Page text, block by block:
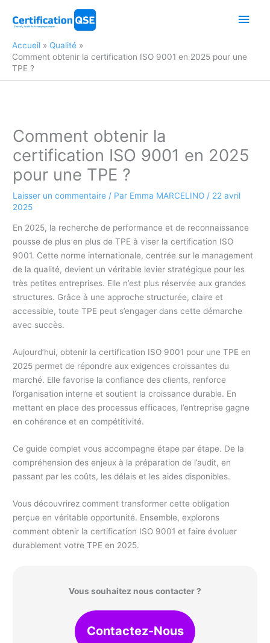
Accueil
Qualité
Comment obtenir la certification ISO 9001 en 2025 pour une
TPE ?
Comment obtenir la
certification ISO 9001 en 2025
pour une TPE ?
Laisser un commentaire / Par Emma MARCELINO / 22 avril
2025
En 2025, la recherche de performance et de reconnaissance
pousse de plus en plus de TPE à viser la certification ISO
9001. Cette norme internationale, centrée sur le management
de la qualité, devient un véritable levier stratégique pour les
très petites entreprises. Elle n’est plus réservée aux grandes
structures. Grâce à une approche structurée, claire et
accessible, toute TPE peut s’engager dans cette démarche
avec succès.
Aujourd’hui, obtenir la certification ISO 9001 pour une TPE en
2025 permet de répondre aux exigences croissantes du
marché. Elle favorise la confiance des clients, renforce
l’organisation interne et soutient la croissance durable. En
mettant en place des processus efficaces, l’entreprise gagne
en cohérence et en compétitivité.
Ce guide complet vous accompagne étape par étape. De la
compréhension des enjeux à la préparation de l’audit, en
passant par les coûts, les délais et les aides disponibles.
Vous découvrirez comment transformer cette obligation
perçue en véritable opportunité. Ensemble, explorons
comment obtenir la certification ISO 9001 et faire évoluer
durablement votre TPE en 2025.
Vous souhaitez nous contacter ?
Contactez-Nous